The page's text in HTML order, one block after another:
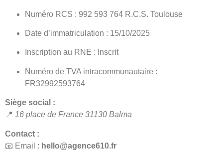
Numéro RCS : 992 593 764 R.C.S. Toulouse
Date d’immatriculation : 15/10/2025
Inscription au RNE : Inscrit
Numéro de TVA intracommunautaire :
FR32992593764
Siège social :
📍 16 place de France 31130 Balma
Contact :
📧 Email : hello@agence610.fr